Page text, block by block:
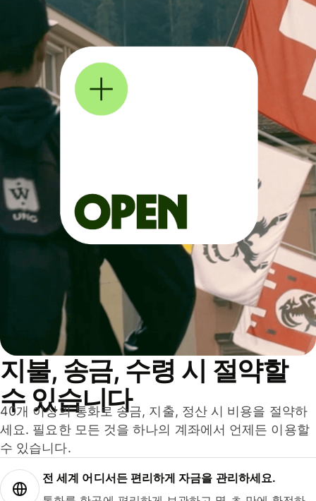
지불, 송금, 수령 시 절약할
수 있습니다
40개 이상의 통화로 송금, 지출, 정산 시 비용을 절약하
세요. 필요한 모든 것을 하나의 계좌에서 언제든 이용할
수 있습니다.
전 세계 어디서든 편리하게 자금을 관리하세요.